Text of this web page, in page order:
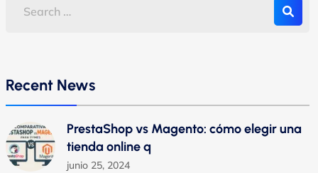
Recent News
PrestaShop vs Magento: cómo elegir una
tienda online q
junio 25, 2024